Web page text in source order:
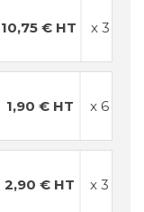
10,75 € HT x 3
1,90 € HT x 6
2,90 € HT x 3